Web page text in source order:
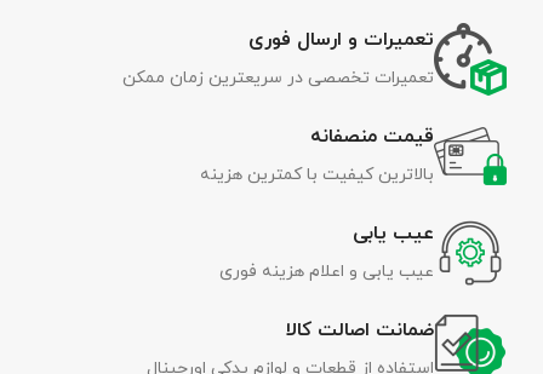
تعمیرات و ارسال فوری
تعمیرات تخصصی در سریعترین زمان ممکن
قیمت منصفانه
بالاترین کیفیت با کمترین هزینه
عیب یابی
عیب یابی و اعلام هزینه فوری
ضمانت اصالت کالا
استفاده از قطعات و لوازم یدکی اورجینال